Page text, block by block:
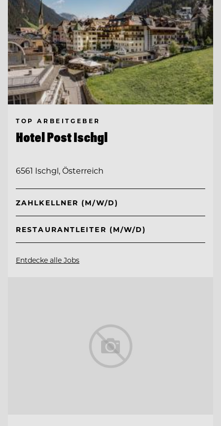
TOP ARBEITGEBER
Hotel Post Ischgl
6561 Ischgl, Österreich
ZAHLKELLNER (M/W/D)
RESTAURANTLEITER (M/W/D)
Entdecke alle Jobs